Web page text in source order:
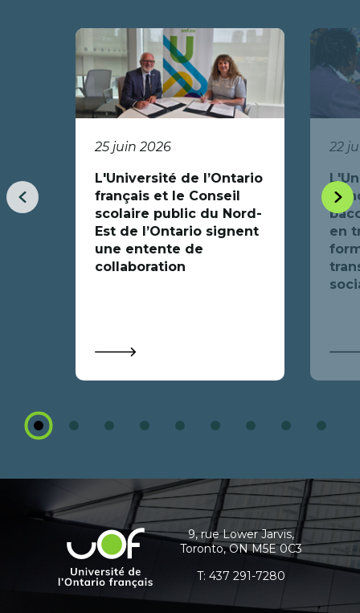
25 juin 2026
L'Université de l’Ontario
français et le Conseil
scolaire public du Nord-
Est de l’Ontario signent
une entente de
collaboration
22
en
Item
précédent
1
Item
informations
supplémentaires
Université
l'Ontario
9, rue Lower Jarvis,
Toronto, ON M5E 0C3
T: 437 291-7280